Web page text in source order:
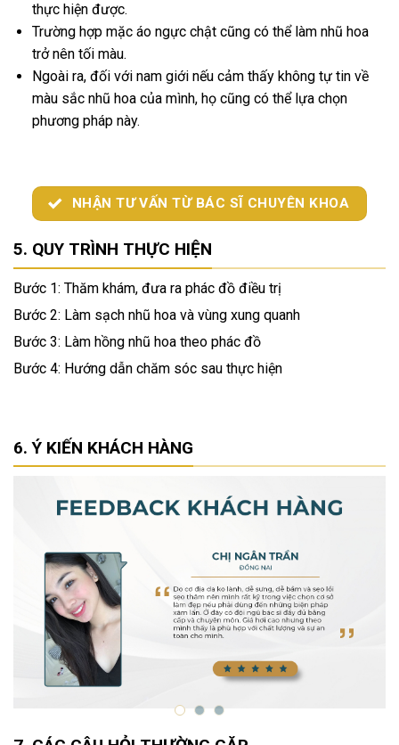
thực hiện được.
Trường hợp mặc áo ngực chật cũng có thể làm nhũ hoa
trở nên tối màu.
Ngoài ra, đối với nam giới nếu cảm thấy không tự tin về
màu sắc nhũ hoa của mình, họ cũng có thể lựa chọn
phương pháp này.
NHẬN TƯ VẤN TỪ BÁC SĨ CHUYÊN KHOA
QUY TRÌNH THỰC HIỆN
Bước 1: Thăm khám, đưa ra phác đồ điều trị
Bước 2: Làm sạch nhũ hoa và vùng xung quanh
Bước 3: Làm hồng nhũ hoa theo phác đồ
Bước 4: Hướng dẫn chăm sóc sau thực hiện
Ý KIẾN KHÁCH HÀNG